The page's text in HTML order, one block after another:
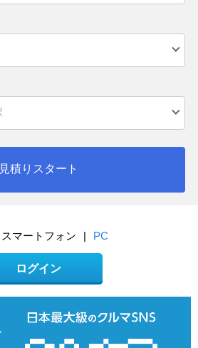
見積りスタート
スマートフォン | PC
ログイン